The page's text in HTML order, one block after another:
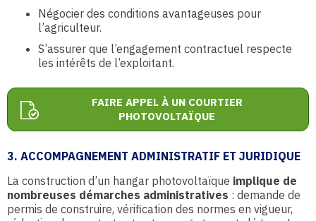
Négocier des conditions avantageuses pour
l’agriculteur.
S’assurer que l’engagement contractuel respecte
les intérêts de l’exploitant.
FAIRE APPEL À UN COURTIER
PHOTOVOLTAÏQUE
3. ACCOMPAGNEMENT ADMINISTRATIF ET JURIDIQUE
La construction d’un hangar photovoltaïque implique de
nombreuses démarches administratives : demande de
permis de construire, vérification des normes en vigueur,